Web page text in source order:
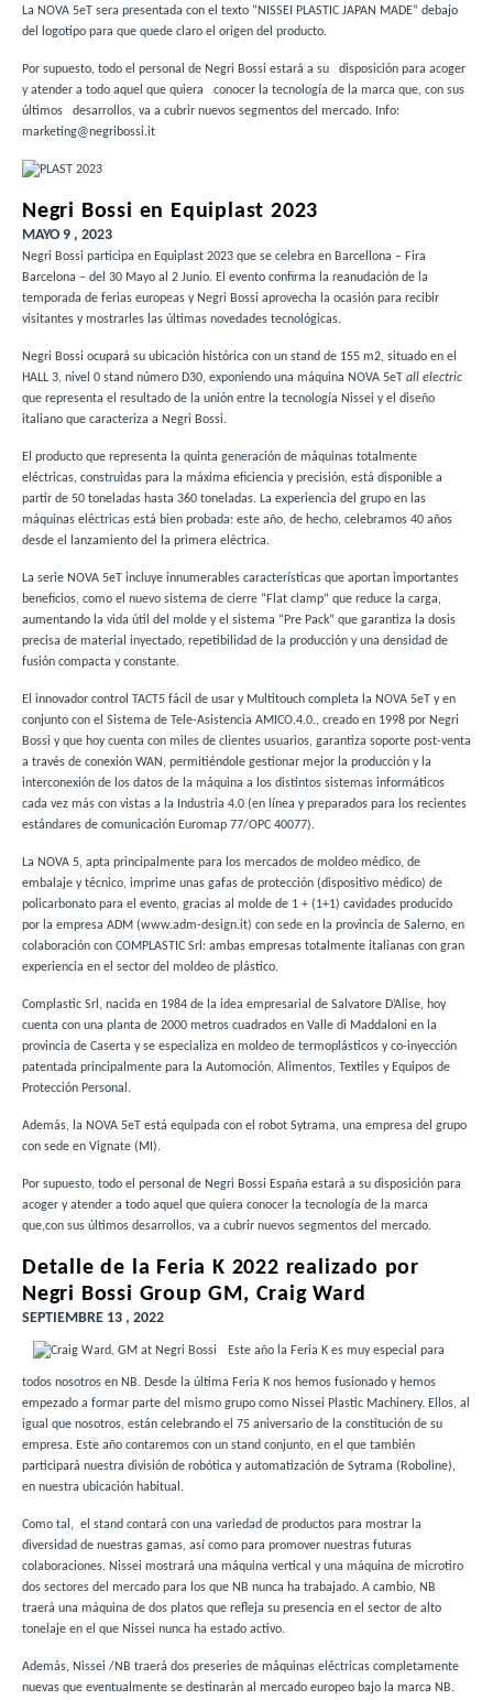
La NOVA 5eT sera presentada con el texto “NISSEI PLASTIC JAPAN MADE” debajo
del logotipo para que quede claro el origen del producto.
Por supuesto, todo el personal de Negri Bossi estará a su disposición para acoger
y atender a todo aquel que quiera conocer la tecnología de la marca que, con sus
últimos desarrollos, va a cubrir nuevos segmentos del mercado. Info:
marketing@negribossi.it
Negri Bossi en Equiplast 2023
MAYO 9 , 2023
Negri Bossi participa en Equiplast 2023 que se celebra en Barcellona – Fira
Barcelona – del 30 Mayo al 2 Junio. El evento confirma la reanudación de la
temporada de ferias europeas y Negri Bossi aprovecha la ocasión para recibir
visitantes y mostrarles las últimas novedades tecnológicas.
Negri Bossi ocupará su ubicación histórica con un stand de 155 m2, situado en el
HALL 3, nivel 0 stand número D30, exponiendo una máquina NOVA 5eT all electric
que representa el resultado de la unión entre la tecnología Nissei y el diseño
italiano que caracteriza a Negri Bossi.
El producto que representa la quinta generación de máquinas totalmente
eléctricas, construidas para la máxima eficiencia y precisión, está disponible a
partir de 50 toneladas hasta 360 toneladas. La experiencia del grupo en las
máquinas eléctricas está bien probada: este año, de hecho, celebramos 40 años
desde el lanzamiento del la primera eléctrica.
La serie NOVA 5eT incluye innumerables características que aportan importantes
beneficios, como el nuevo sistema de cierre “Flat clamp” que reduce la carga,
aumentando la vida útil del molde y el sistema “Pre Pack” que garantiza la dosis
precisa de material inyectado, repetibilidad de la producción y una densidad de
fusión compacta y constante.
El innovador control TACT5 fácil de usar y Multitouch completa la NOVA 5eT y en
conjunto con el Sistema de Tele-Asistencia AMICO.4.0., creado en 1998 por Negri
Bossi y que hoy cuenta con miles de clientes usuarios, garantiza soporte post-venta
a través de conexión WAN, permitiéndole gestionar mejor la producción y la
interconexión de los datos de la máquina a los distintos sistemas informáticos
cada vez más con vistas a la Industria 4.0 (en línea y preparados para los recientes
estándares de comunicación Euromap 77/OPC 40077).
La NOVA 5, apta principalmente para los mercados de moldeo médico, de
embalaje y técnico, imprime unas gafas de protección (dispositivo médico) de
policarbonato para el evento, gracias al molde de 1 + (1+1) cavidades producido
por la empresa ADM (www.adm-design.it) con sede en la provincia de Salerno, en
colaboración con COMPLASTIC Srl: ambas empresas totalmente italianas con gran
experiencia en el sector del moldeo de plástico.
Complastic Srl, nacida en 1984 de la idea empresarial de Salvatore D’Alise, hoy
cuenta con una planta de 2000 metros cuadrados en Valle di Maddaloni en la
provincia de Caserta y se especializa en moldeo de termoplásticos y co-inyección
patentada principalmente para la Automoción, Alimentos, Textiles y Equipos de
Protección Personal.
Además, la NOVA 5eT está equipada con el robot Sytrama, una empresa del grupo
con sede en Vignate (MI).
Por supuesto, todo el personal de Negri Bossi España estará a su disposición para
acoger y atender a todo aquel que quiera conocer la tecnología de la marca
que,con sus últimos desarrollos, va a cubrir nuevos segmentos del mercado.
Detalle de la Feria K 2022 realizado por
Negri Bossi Group GM, Craig Ward
SEPTIEMBRE 13 , 2022
Este año la Feria K es muy especial para
todos nosotros en NB. Desde la última Feria K nos hemos fusionado y hemos
empezado a formar parte del mismo grupo como Nissei Plastic Machinery. Ellos, al
igual que nosotros, están celebrando el 75 aniversario de la constitución de su
empresa. Este año contaremos con un stand conjunto, en el que también
participará nuestra división de robótica y automatización de Sytrama (Roboline),
en nuestra ubicación habitual.
Como tal, el stand contará con una variedad de productos para mostrar la
diversidad de nuestras gamas, así como para promover nuestras futuras
colaboraciones. Nissei mostrará una máquina vertical y una máquina de microtiro
dos sectores del mercado para los que NB nunca ha trabajado. A cambio, NB
traerá una máquina de dos platos que refleja su presencia en el sector de alto
tonelaje en el que Nissei nunca ha estado activo.
Además, Nissei /NB traerá dos preseries de máquinas eléctricas completamente
nuevas que eventualmente se destinarán al mercado europeo bajo la marca NB.